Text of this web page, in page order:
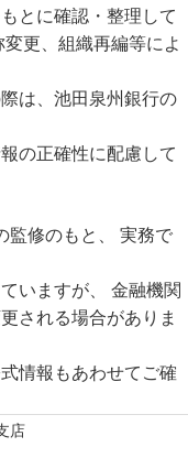
とに確認・整理して
更、組織再編等によ
は、池田泉州銀行の
の正確性に配慮して
監修のもと、 実務で
いますが、 金融機関
される場合がありま
情報もあわせてご確
店